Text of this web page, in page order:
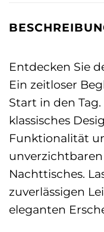
Entdecken Sie
Ein zeitloser
Start in den
klassisches
Funktionalität
Nachttisches.
zuverlässigen
eleganten